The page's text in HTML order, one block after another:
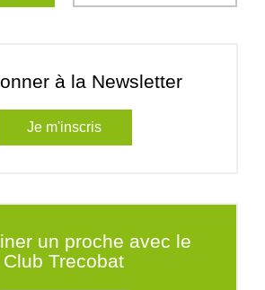
à la Newsletter
Je m'inscris
un proche avec le
Club Trecobat